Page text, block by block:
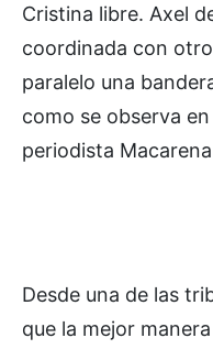
Cristina libre. Axel
coordinada con
paralelo una
como se observa
periodista
Desde una de las
que la mejor